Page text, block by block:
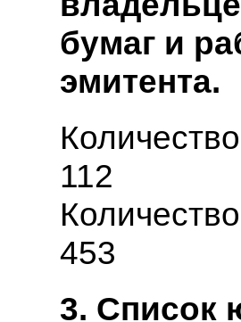
2.
бумаг и
эмитента.
112